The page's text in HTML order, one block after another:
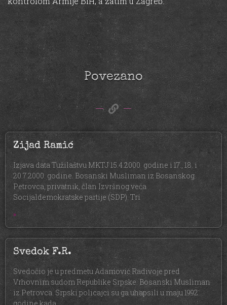
Povezano
Zijad Ramić
Izjava data Tužilaštvu MKTJ 15.4.2000. godine i 17., 18. i
20.7.2000. godine. Bosanski Musliman iz Bosanskog
Petrovca, privatnik, član Izvršnog veća
Socijaldemokratske partije (SDP). Tri
»
Svedok F.R.
Svedočio je u predmetu Adamović Radivoje pred
Vrhovnim sudom Republike Srpske. Bosanski Musliman
iz Petrovca. Srpski policajci su ga uhapsili u maju 1992.